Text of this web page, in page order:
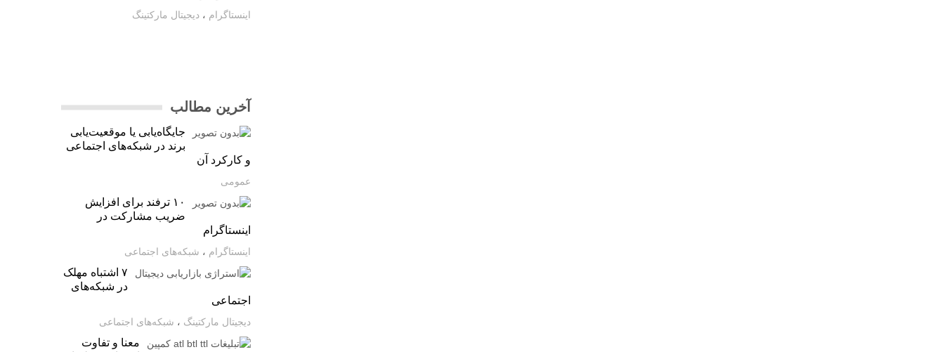
اینستاگرام ، دیجیتال مارکتینگ
آخرین مطالب
جایگاه‌یابی یا موقعیت‌یابی
برند در شبکه‌های اجتماعی
و کارکرد آن
عمومی
۱۰ ترفند برای افزایش
ضریب مشارکت در
اینستاگرام
اینستاگرام ، شبکه‌های اجتماعی
۷ اشتباه مهلک
در شبکه‌های
اجتماعی
دیجیتال مارکتینگ ، شبکه‌های اجتماعی
معنا و تفاوت